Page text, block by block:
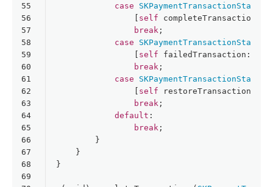
55
56
57
58
59
60
61
62
63
64
65
66
67
68
69
case
                [
self
break ;
case
                [
self
break ;
case
                [
self
break ;
default :
break ;
        }
    }
}